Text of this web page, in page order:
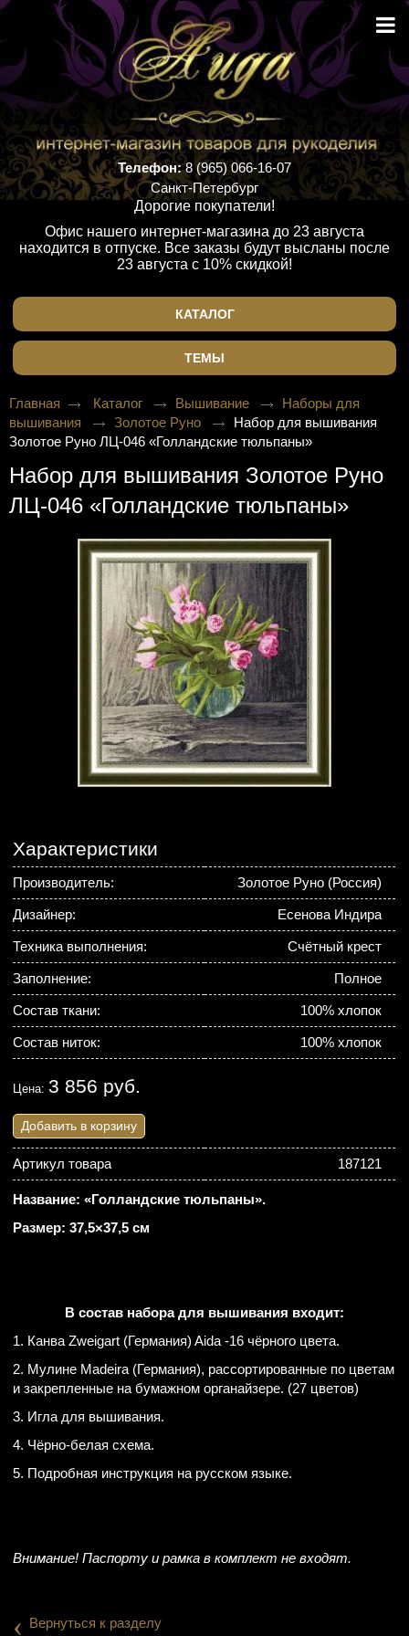
Телефон:8 (965) 066-16-07
Санкт-Петербург
Дорогие покупатели!
Офис нашего интернет-магазина до 23 августа
находится в отпуске. Все заказы будут высланы после
23 августа с 10% скидкой!
КАТАЛОГ
ТЕМЫ
Главная Каталог Вышивание
Наборы для
вышивания
Золотое Руно
Набор для вышивания
Золотое Руно ЛЦ-046 «Голландские тюльпаны»
Набор для вышивания Золотое Руно
ЛЦ-046 «Голландские тюльпаны»
Характеристики
Производитель: Золотое Руно (Россия)
Дизайнер: Есенова Индира
Техника выполнения: Счётный крест
Заполнение: Полное
Состав ткани: 100% хлопок
Состав ниток: 100% хлопок
Цена:3 856 руб.
Добавить в корзину
Артикул товара 187121
Название: «Голландские тюльпаны».
Размер: 37,5×37,5 см
В состав набора для вышивания входит:
1. Канва Zweigart (Германия) Aida -16 чёрного цвета.
2. Мулине Madeira (Германия), рассортированные по цветам
и закрепленные на бумажном органайзере. (27 цветов)
3. Игла для вышивания.
4. Чёрно-белая схема.
5. Подробная инструкция на русском языке.
Внимание! Паспорту и рамка в комплект не входят.
‹ Вернуться к разделу